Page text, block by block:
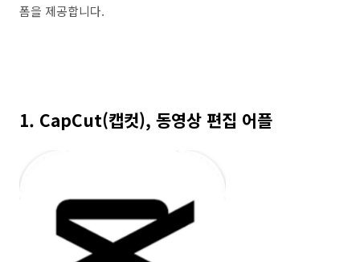
폼을 제공합니다.
1. CapCut(캡컷), 동영상 편집 어플